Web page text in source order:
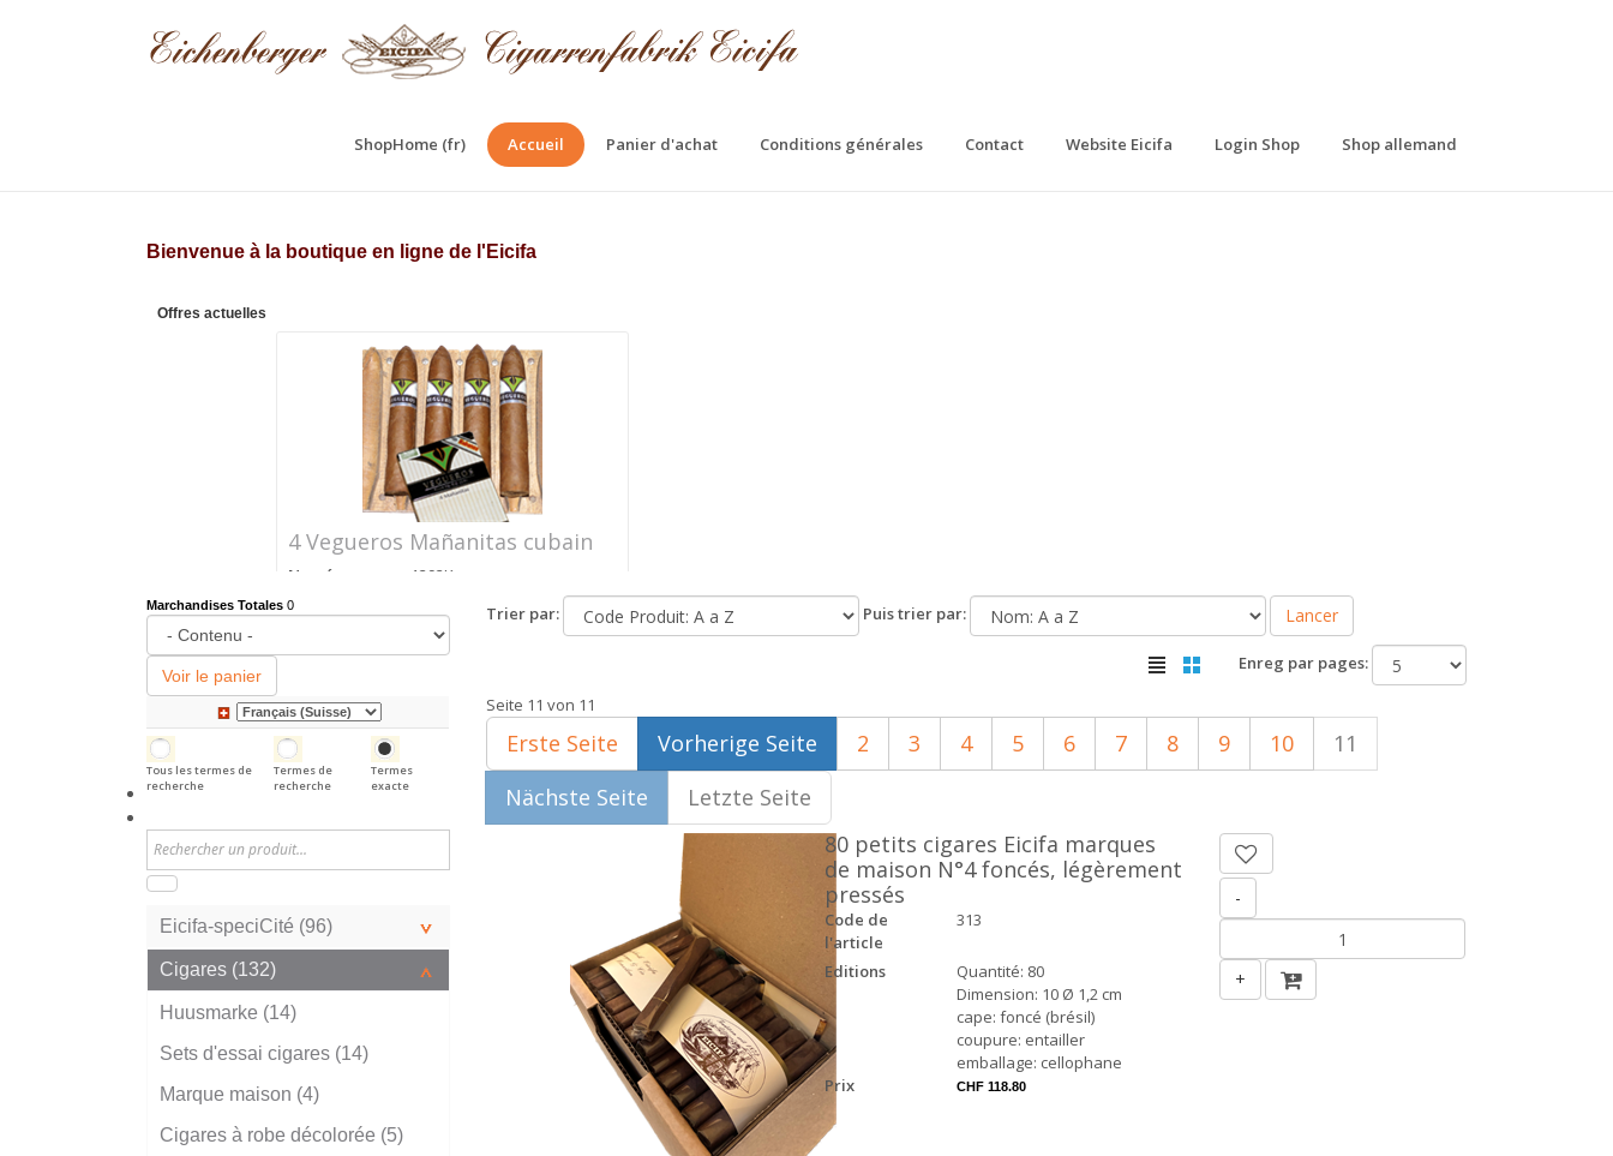
ShopHome (fr) Accueil Panier d'achat Conditions générales Contact Website Eicifa Login Shop Shop allemand
Bienvenue à la boutique en ligne de l'Eicifa
Offres actuelles
4 Vegueros Mañanitas cubain
d'article
1292K
Prix
Marchandises Totales 0
Voir le panier
Tous les termes de
recherche
Termes de
recherche
Termes
exacte
Eicifa-speciCité (96)
Cigares (132)
Huusmarke (14)
Sets d'essai cigares (14)
Marque maison (4)
Cigares à robe décolorée (5)
Trier par: Puis trier par: Lancer
Enreg par pages:
Seite 11 von 11
Erste Seite Vorherige Seite 2 3 4 5 6 7 8 9 10
11
Nächste Seite
Letzte Seite
80 petits cigares Eicifa marques
de maison N°4 foncés, légèrement
pressés
Code de
l'article
313
Editions
Quantité: 80
Dimension: 10 Ø 1,2 cm
cape: foncé (brésil)
coupure: entailler
emballage: cellophane
Prix
CHF 118.80
-
+